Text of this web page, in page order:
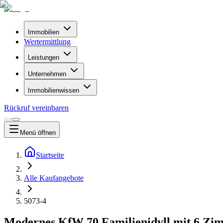
Immobilien
Wertermittlung
Leistungen
Unternehmen
Immobilienwissen
Rückruf vereinbaren
Menü öffnen
Startseite
Alle Kaufangebote
5073-4